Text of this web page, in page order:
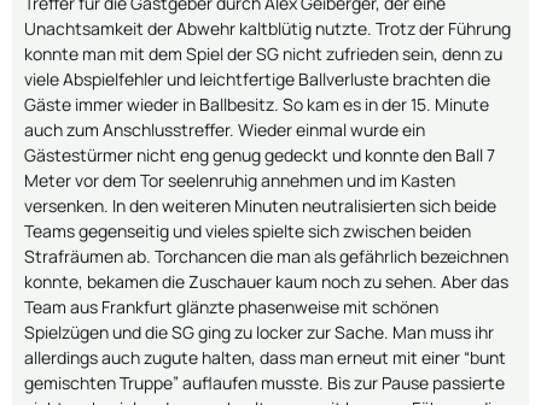
Unachtsamkeit der Abwehr kaltblütig nutzte. Trotz der Führung
konnte man mit dem Spiel der SG nicht zufrieden sein, denn zu
viele Abspielfehler und leichtfertige Ballverluste brachten die
Gäste immer wieder in Ballbesitz. So kam es in der 15. Minute
auch zum Anschlusstreffer. Wieder einmal wurde ein
Gästestürmer nicht eng genug gedeckt und konnte den Ball 7
Meter vor dem Tor seelenruhig annehmen und im Kasten
versenken. In den weiteren Minuten neutralisierten sich beide
Teams gegenseitig und vieles spielte sich zwischen beiden
Strafräumen ab. Torchancen die man als gefährlich bezeichnen
konnte, bekamen die Zuschauer kaum noch zu sehen. Aber das
Team aus Frankfurt glänzte phasenweise mit schönen
Spielzügen und die SG ging zu locker zur Sache. Man muss ihr
allerdings auch zugute halten, dass man erneut mit einer “bunt
gemischten Truppe” auflaufen musste. Bis zur Pause passierte